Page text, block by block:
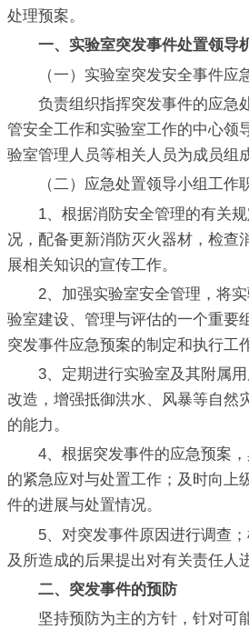
处理预案。
一、实验室突发事件处置领导
（一）实验室突发安全事件应
负责组织指挥突发事件的应急
管安全工作和实验室工作的中心领
验室管理人员等相关人员为成员组
（二）应急处置领导小组工作
1、根据消防安全管理的有关规
况，配备更新消防灭火器材，检查
展相关知识的宣传工作。
2、加强实验室安全管理，将实
验室建设、管理与评估的一个重要
突发事件应急预案的制定和执行工
3、定期进行实验室及其附属用
改造，增强抵御洪水、风暴等自然
的能力。
4、根据突发事件的应急预案，
的紧急应对与处置工作；及时向上
件的进展与处置情况。
5、对突发事件原因进行调查；
及所造成的后果提出对有关责任人
二、突发事件的预防
坚持预防为主的方针，针对可